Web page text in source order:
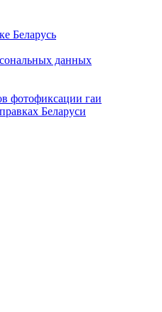
Беларусь
данных
фотофиксации гаи
Беларуси